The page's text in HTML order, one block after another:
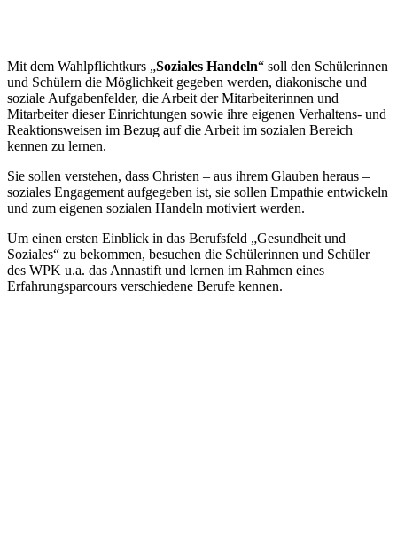
Mit dem Wahlpflichtkurs „Soziales Handeln“ soll den Schülerinnen
und Schülern die Möglichkeit gegeben werden, diakonische und
soziale Aufgabenfelder, die Arbeit der Mitarbeiterinnen und
Mitarbeiter dieser Einrichtungen sowie ihre eigenen Verhaltens- und
Reaktionsweisen im Bezug auf die Arbeit im sozialen Bereich
kennen zu lernen.
Sie sollen verstehen, dass Christen – aus ihrem Glauben heraus –
soziales Engagement aufgegeben ist, sie sollen Empathie entwickeln
und zum eigenen sozialen Handeln motiviert werden.
Um einen ersten Einblick in das Berufsfeld „Gesundheit und
Soziales“ zu bekommen, besuchen die Schülerinnen und Schüler
des WPK u.a. das Annastift und lernen im Rahmen eines
Erfahrungsparcours verschiedene Berufe kennen.